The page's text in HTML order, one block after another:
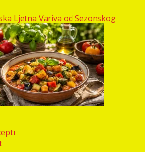
Ljetna Variva od Sezonskog